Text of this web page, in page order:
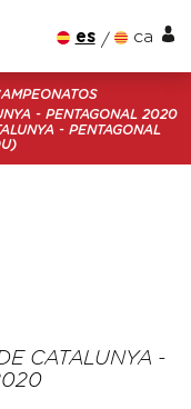
es ca
- PENTAGONAL 2020
- PENTAGONAL
CATALUNYA -